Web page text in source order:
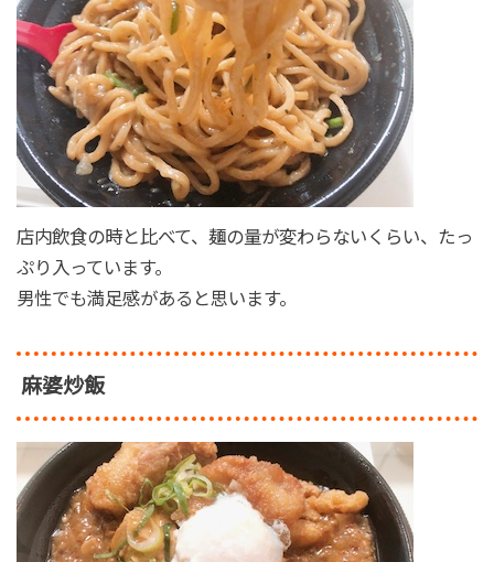
店内飲食の時と比べて、麺の量が変わらないくらい、たっ
ぷり入っています。
男性でも満足感があると思います。
麻婆炒飯